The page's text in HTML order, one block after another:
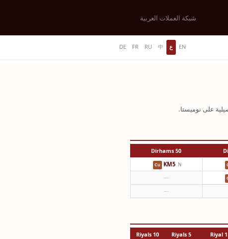
شبكة العملات العربية
EN ع 中
RU
FR
DE
50 Dirhams
KM5 N
Cu
—
—
1 Riyal
5 Riyals
10 Riyals